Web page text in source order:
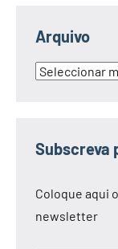
Arquivo
Arquivo
Subscreva
Coloque aqui
newsletter